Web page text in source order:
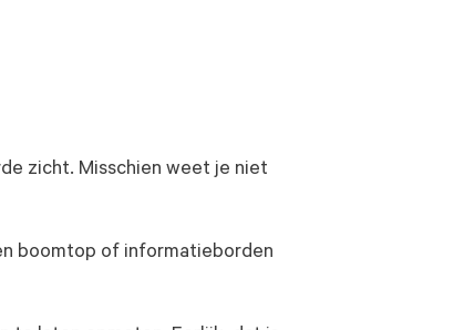
zicht. Misschien weet je niet
boomtop of informatieborden